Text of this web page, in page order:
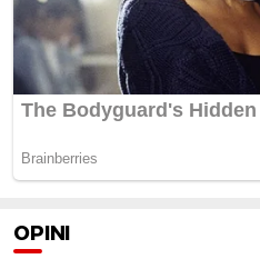
OPINI